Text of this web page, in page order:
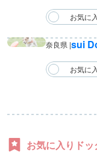
奈良県 |sui
お気に入りドッ